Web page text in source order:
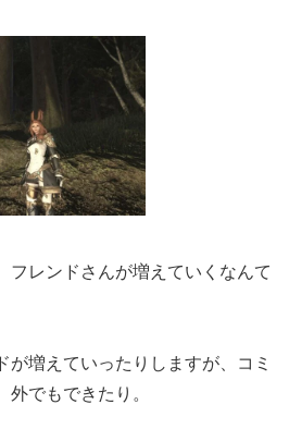
フレンドさんが増えていくなんて
が増えていったりしますが、コミ
外でもできたり。